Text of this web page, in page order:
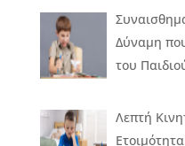
Δύναμη
του
Λεπτή